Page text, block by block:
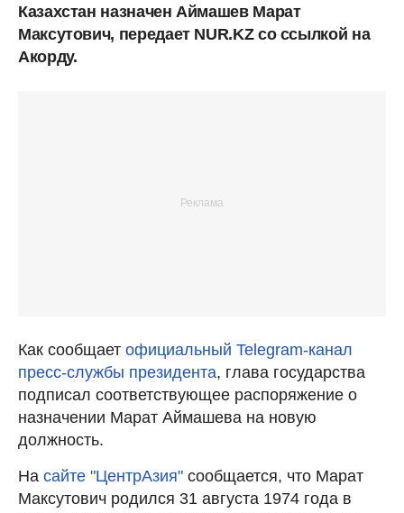
Казахстан назначен Аймашев Марат
Максутович, передает NUR.KZ со ссылкой на
Акорду.
Как сообщает официальный Telegram-канал
пресс-службы президента, глава государства
подписал соответствующее распоряжение о
назначении Марат Аймашева на новую
должность.
На сайте "ЦентрАзия" сообщается, что Марат
Максутович родился 31 августа 1974 года в